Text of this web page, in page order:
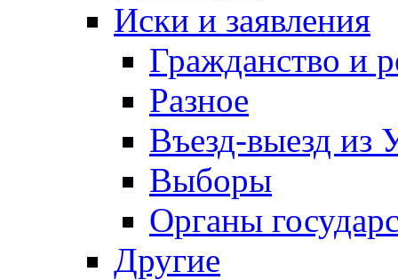
Иски и заявления
Гражданство и
Разное
Въезд-выезд из
Выборы
Органы
Другие